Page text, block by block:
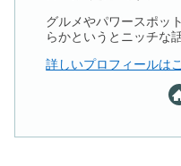
グルメやパワースポッ
らかというとニッチな
詳しいプロフィールは